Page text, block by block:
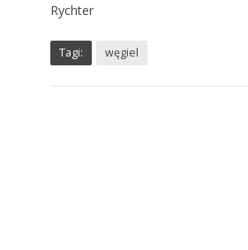
Rychter
Tagi: węgiel